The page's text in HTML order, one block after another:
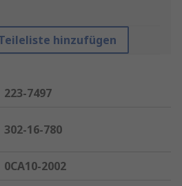
hinzufügen
223-7497
302-16-780
0CA10-2002